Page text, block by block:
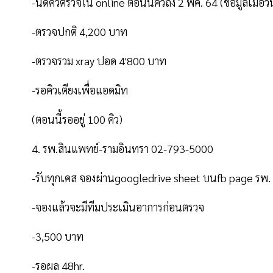
-ตรวจปกติ 4,200 บาท
-ตรวจรวม xray ปอด 4'800 บาท
-รอคิวเตียงเพื่อแอดมิท
(ตอนนี้รออยู่ 100 คิว)
4. รพ.สินแพทย์-รามอินทรา 02-793-5000
-รับทุกเคส จองผ่านgoogledrive sheet บนfb page รพ.
-จองแล้วจะมีทีมประเมินอาการก่อนตรวจ
-3,500 บาท
-รอผล 48hr.